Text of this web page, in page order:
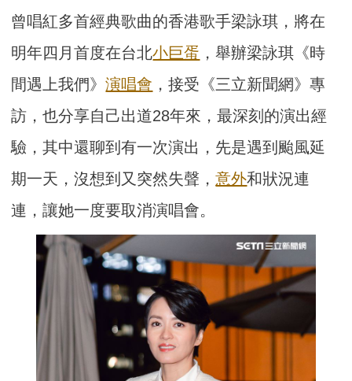
曾唱紅多首經典歌曲的香港歌手梁詠琪，將在
明年四月首度在台北小巨蛋 ，舉辦梁詠琪《時
間遇上我們》演唱會 ，接受《三立新聞網》專
訪，也分享自己出道28年來，最深刻的演出經
驗，其中還聊到有一次演出，先是遇到颱風延
期一天，沒想到又突然失聲，意外和狀況連
連，讓她一度要取消演唱會。